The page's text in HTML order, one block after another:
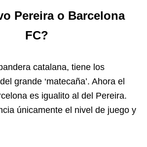
Pereira o Barcelona
FC?
catalana, tiene los
grande ‘matecaña’. Ahora el
es igualito al del Pereira.
únicamente el nivel de juego y